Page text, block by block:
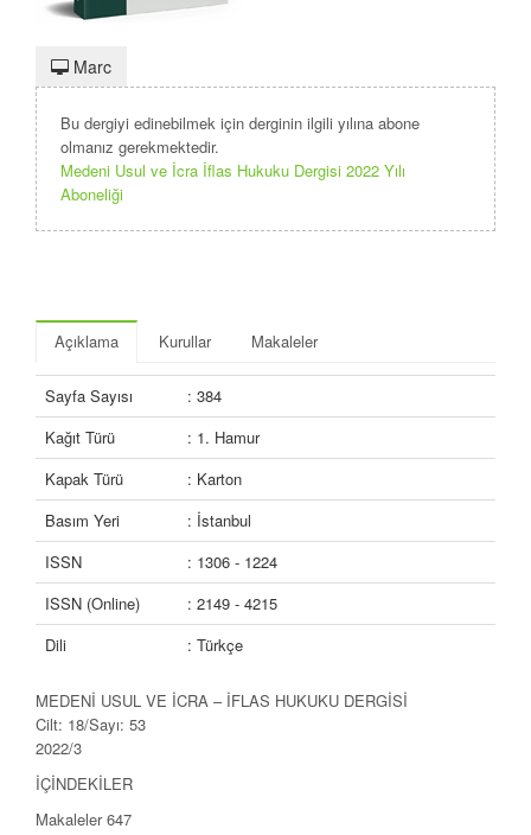
Marc
Bu dergiyi edinebilmek için derginin ilgili yılına abone
olmanız gerekmektedir.
Medeni Usul ve İcra İflas Hukuku Dergisi 2022 Yılı
Aboneliği
Açıklama Kurullar Makaleler
Sayfa Sayısı
: 384
Kağıt Türü
: 1. Hamur
Kapak Türü
: Karton
Basım Yeri
: İstanbul
ISSN
: 1306 - 1224
ISSN (Online)
: 2149 - 4215
Dili
: Türkçe
MEDENİ USUL VE İCRA – İFLAS HUKUKU DERGİSİ
Cilt: 18/Sayı: 53
2022/3
İÇİNDEKİLER
Makaleler 647